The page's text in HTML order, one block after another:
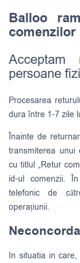
Balloo
persoane
Procesarea
dura între 1-7 zile
Înainte de
transmiterea unui
cu titlul „Retur
id-ul comenzii.
telefonic de
operațiunii.
In situatia in